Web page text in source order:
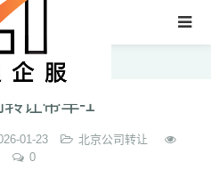
让带车-1
01-23
北京公司转让
0